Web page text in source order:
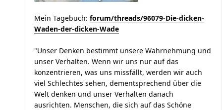
Mein Tagebuch: forum/threads/96079-Die-dicken-
Waden-der-dicken-Wade
"Unser Denken bestimmt unsere Wahrnehmung und
unser Verhalten. Wenn wir uns nur auf das
konzentrieren, was uns missfällt, werden wir auch
viel Schlechtes sehen, dementsprechend über die
Welt denken und unser Verhalten danach
ausrichten. Menschen, die sich auf das Schöne